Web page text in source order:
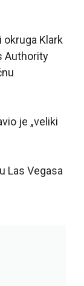
okruga Klark
Authority
je „veliki
Las Vegasa